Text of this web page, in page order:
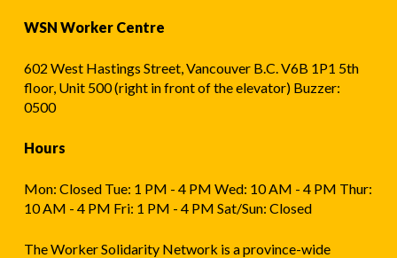
WSN Worker Centre
602 West Hastings Street, Vancouver B.C. V6B 1P1 5th
floor, Unit 500 (right in front of the elevator) Buzzer:
0500
Hours
Mon: Closed Tue: 1 PM - 4 PM Wed: 10 AM - 4 PM Thur:
10 AM - 4 PM Fri: 1 PM - 4 PM Sat/Sun: Closed
The Worker Solidarity Network is a province-wide